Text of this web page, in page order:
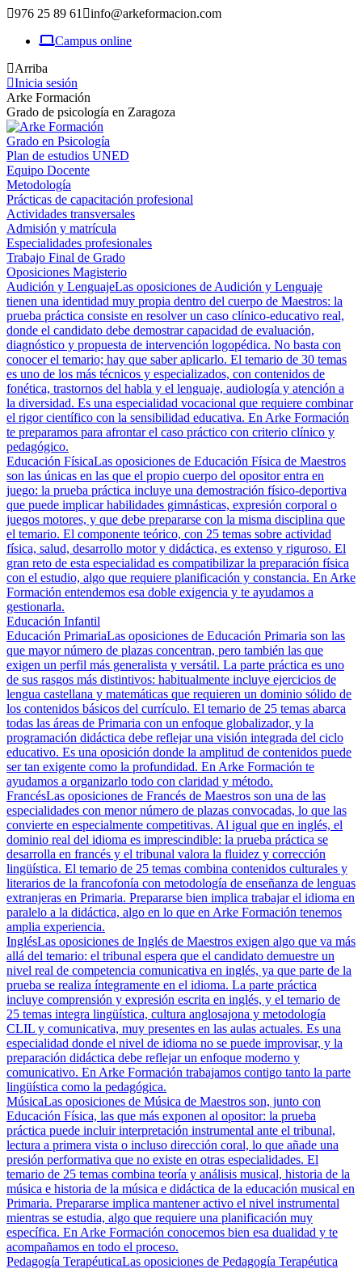
Saltar
contenido
976 25 89 61
info@arkeformacion.com
Campus online
Arriba
Inicia sesión
Arke Formación
Grado de psicología en Zaragoza
Grado en Psicología
Plan de estudios UNED
Equipo Docente
Metodología
Prácticas de capacitación profesional
Actividades transversales
Admisión y matrícula
Especialidades profesionales
Trabajo Final de Grado
Oposiciones Magisterio
Audición y LenguajeLas oposiciones de Audición y Lenguaje
tienen una identidad muy propia dentro del cuerpo de Maestros: la
prueba práctica consiste en resolver un caso clínico-educativo real,
donde el candidato debe demostrar capacidad de evaluación,
diagnóstico y propuesta de intervención logopédica. No basta con
conocer el temario; hay que saber aplicarlo. El temario de 30 temas
es uno de los más técnicos y especializados, con contenidos de
fonética, trastornos del habla y el lenguaje, audiología y atención a
la diversidad. Es una especialidad vocacional que requiere combinar
el rigor científico con la sensibilidad educativa. En Arke Formación
te preparamos para afrontar el caso práctico con criterio clínico y
pedagógico.
Educación FísicaLas oposiciones de Educación Física de Maestros
son las únicas en las que el propio cuerpo del opositor entra en
juego: la prueba práctica incluye una demostración físico-deportiva
que puede implicar habilidades gimnásticas, expresión corporal o
juegos motores, y que debe prepararse con la misma disciplina que
el temario. El componente teórico, con 25 temas sobre actividad
física, salud, desarrollo motor y didáctica, es extenso y riguroso. El
gran reto de esta especialidad es compatibilizar la preparación física
con el estudio, algo que requiere planificación y constancia. En Arke
Formación entendemos esa doble exigencia y te ayudamos a
gestionarla.
Educación Infantil
Educación PrimariaLas oposiciones de Educación Primaria son las
que mayor número de plazas concentran, pero también las que
exigen un perfil más generalista y versátil. La parte práctica es uno
de sus rasgos más distintivos: habitualmente incluye ejercicios de
lengua castellana y matemáticas que requieren un dominio sólido de
los contenidos básicos del currículo. El temario de 25 temas abarca
todas las áreas de Primaria con un enfoque globalizador, y la
programación didáctica debe reflejar una visión integrada del ciclo
educativo. Es una oposición donde la amplitud de contenidos puede
ser tan exigente como la profundidad. En Arke Formación te
ayudamos a organizarlo todo con claridad y método.
FrancésLas oposiciones de Francés de Maestros son una de las
especialidades con menor número de plazas convocadas, lo que las
convierte en especialmente competitivas. Al igual que en inglés, el
dominio real del idioma es imprescindible: la prueba práctica se
desarrolla en francés y el tribunal valora la fluidez y corrección
lingüística. El temario de 25 temas combina contenidos culturales y
literarios de la francofonía con metodología de enseñanza de lenguas
extranjeras en Primaria. Prepararse bien implica trabajar el idioma en
paralelo a la didáctica, algo en lo que en Arke Formación tenemos
amplia experiencia.
InglésLas oposiciones de Inglés de Maestros exigen algo que va más
allá del temario: el tribunal espera que el candidato demuestre un
nivel real de competencia comunicativa en inglés, ya que parte de la
prueba se realiza íntegramente en el idioma. La parte práctica
incluye comprensión y expresión escrita en inglés, y el temario de
25 temas integra lingüística, cultura anglosajona y metodología
CLIL y comunicativa, muy presentes en las aulas actuales. Es una
especialidad donde el nivel de idioma no se puede improvisar, y la
preparación didáctica debe reflejar un enfoque moderno y
comunicativo. En Arke Formación trabajamos contigo tanto la parte
lingüística como la pedagógica.
MúsicaLas oposiciones de Música de Maestros son, junto con
Educación Física, las que más exponen al opositor: la prueba
práctica puede incluir interpretación instrumental ante el tribunal,
lectura a primera vista o incluso dirección coral, lo que añade una
presión performativa que no existe en otras especialidades. El
temario de 25 temas combina teoría y análisis musical, historia de la
música e historia de la música e didáctica de la educación musical en
Primaria. Prepararse implica mantener activo el nivel instrumental
mientras se estudia, algo que requiere una planificación muy
específica. En Arke Formación conocemos bien esa dualidad y te
acompañamos en todo el proceso.
Pedagogía TerapéuticaLas oposiciones de Pedagogía Terapéutica